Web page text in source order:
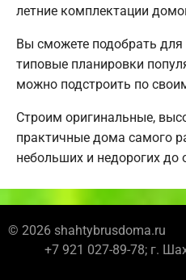
летние комплектации
Вы сможете подобрать
типовые планировки
можно подстроить по
Строим оригинальные,
практичные дома самого
небольших и недорогих до
© 2026 shahtybrusdoma.ru
+7 921 027-89-78; г.